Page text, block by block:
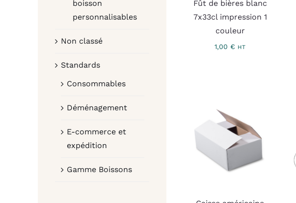
boisson
personnalisables
Non classé
Standards
Consommables
Déménagement
E-commerce et
expédition
Gamme Boissons
Fût de bières blanc
7x33cl impression 1
couleur
1,00€ HT